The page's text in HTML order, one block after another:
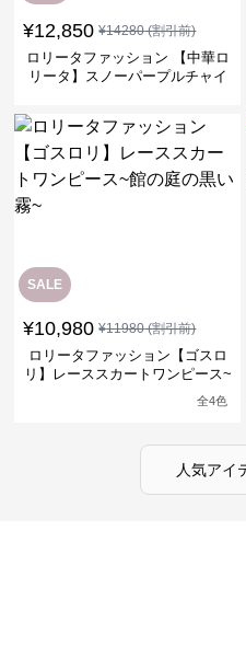
¥12,850 ¥14280(割引前)
ロリータファッション 【中華ロ
リータ】スノーパープルチャイ
SALE
¥10,980 ¥11980(割引前)
ロリータファッション【ゴスロ
リ】レーススカートワンピース~
全4色
人気アイ